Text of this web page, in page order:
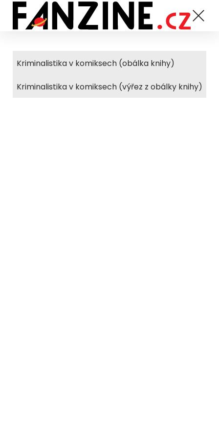
Kriminalistika v komiksech (obálka knihy)
Kriminalistika v komiksech (výřez z obálky knihy)